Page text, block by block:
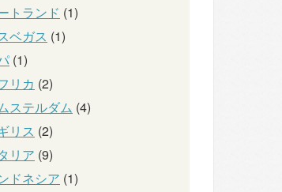
トランド (1)
ベガス (1)
(1)
リカ (2)
ステルダム (4)
リス (2)
リア (9)
ドネシア (1)